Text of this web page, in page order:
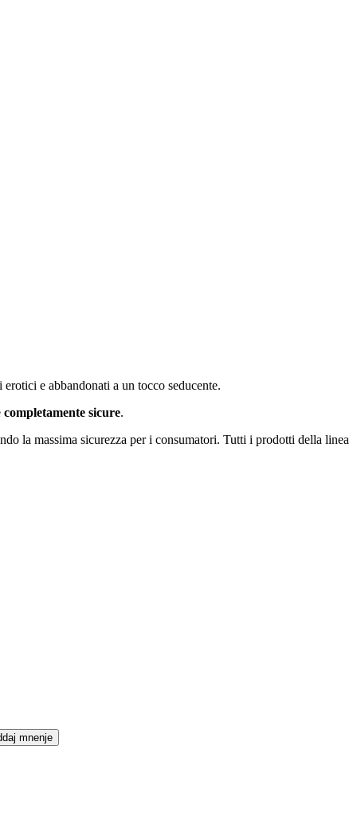
e abbandonati a un tocco seducente.
completamente sicure.
la massima sicurezza per i consumatori. Tutti i prodotti della linea
mnenje